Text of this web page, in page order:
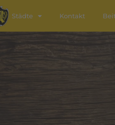
Städte Kontakt